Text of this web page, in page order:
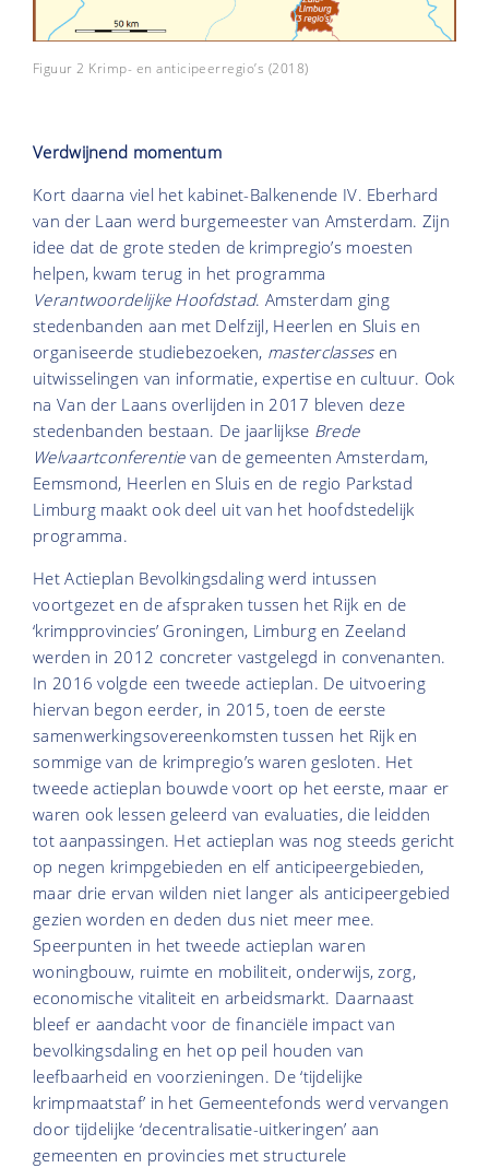
Figuur 2 Krimp- en anticipeerregio’s (2018)
Verdwijnend momentum
Kort daarna viel het kabinet-Balkenende IV. Eberhard
van der Laan werd burgemeester van Amsterdam. Zijn
idee dat de grote steden de krimpregio’s moesten
helpen, kwam terug in het programma
Verantwoordelijke Hoofdstad. Amsterdam ging
stedenbanden aan met Delfzijl, Heerlen en Sluis en
organiseerde studiebezoeken, masterclassesen
uitwisselingen van informatie, expertise en cultuur. Ook
na Van der Laans overlijden in 2017 bleven deze
stedenbanden bestaan. De jaarlijkse Brede
Welvaartconferentievan de gemeenten Amsterdam,
Eemsmond, Heerlen en Sluis en de regio Parkstad
Limburg maakt ook deel uit van het hoofdstedelijk
programma.
Het Actieplan Bevolkingsdaling werd intussen
voortgezet en de afspraken tussen het Rijk en de
‘krimpprovincies’ Groningen, Limburg en Zeeland
werden in 2012 concreter vastgelegd in convenanten.
In 2016 volgde een tweede actieplan. De uitvoering
hiervan begon eerder, in 2015, toen de eerste
samenwerkingsovereenkomsten tussen het Rijk en
sommige van de krimpregio’s waren gesloten. Het
tweede actieplan bouwde voort op het eerste, maar er
waren ook lessen geleerd van evaluaties, die leidden
tot aanpassingen. Het actieplan was nog steeds gericht
op negen krimpgebieden en elf anticipeergebieden,
maar drie ervan wilden niet langer als anticipeergebied
gezien worden en deden dus niet meer mee.
Speerpunten in het tweede actieplan waren
woningbouw, ruimte en mobiliteit, onderwijs, zorg,
economische vitaliteit en arbeidsmarkt. Daarnaast
bleef er aandacht voor de financiële impact van
bevolkingsdaling en het op peil houden van
leefbaarheid en voorzieningen. De ‘tijdelijke
krimpmaatstaf’ in het Gemeentefonds werd vervangen
door tijdelijke ‘decentralisatie-uitkeringen’ aan
gemeenten en provincies met structurele